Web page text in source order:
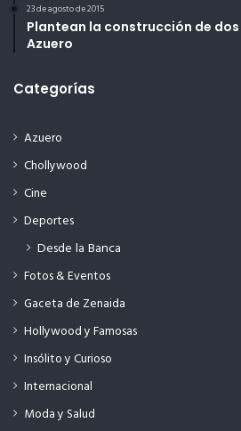
23 de agosto de 2015
Plantean la construcción de
Azuero
Categorías
Azuero
Chollywood
Cine
Deportes
Desde la Banca
Fotos & Eventos
Gaceta de Zenaida
Hollywood y Famosas
Insólito y Curioso
Internacional
Moda y Salud